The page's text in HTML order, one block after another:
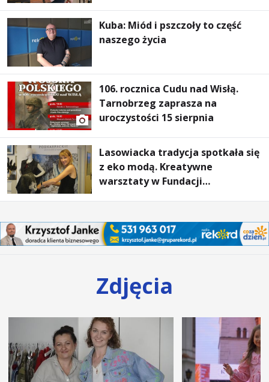
Kuba: Miód i pszczoły to część
naszego życia
106. rocznica Cudu nad Wisłą.
Tarnobrzeg zaprasza na
uroczystości 15 sierpnia
Lasowiacka tradycja spotkała się
z eko modą. Kreatywne
warsztaty w Fundacji
Zdjęcia